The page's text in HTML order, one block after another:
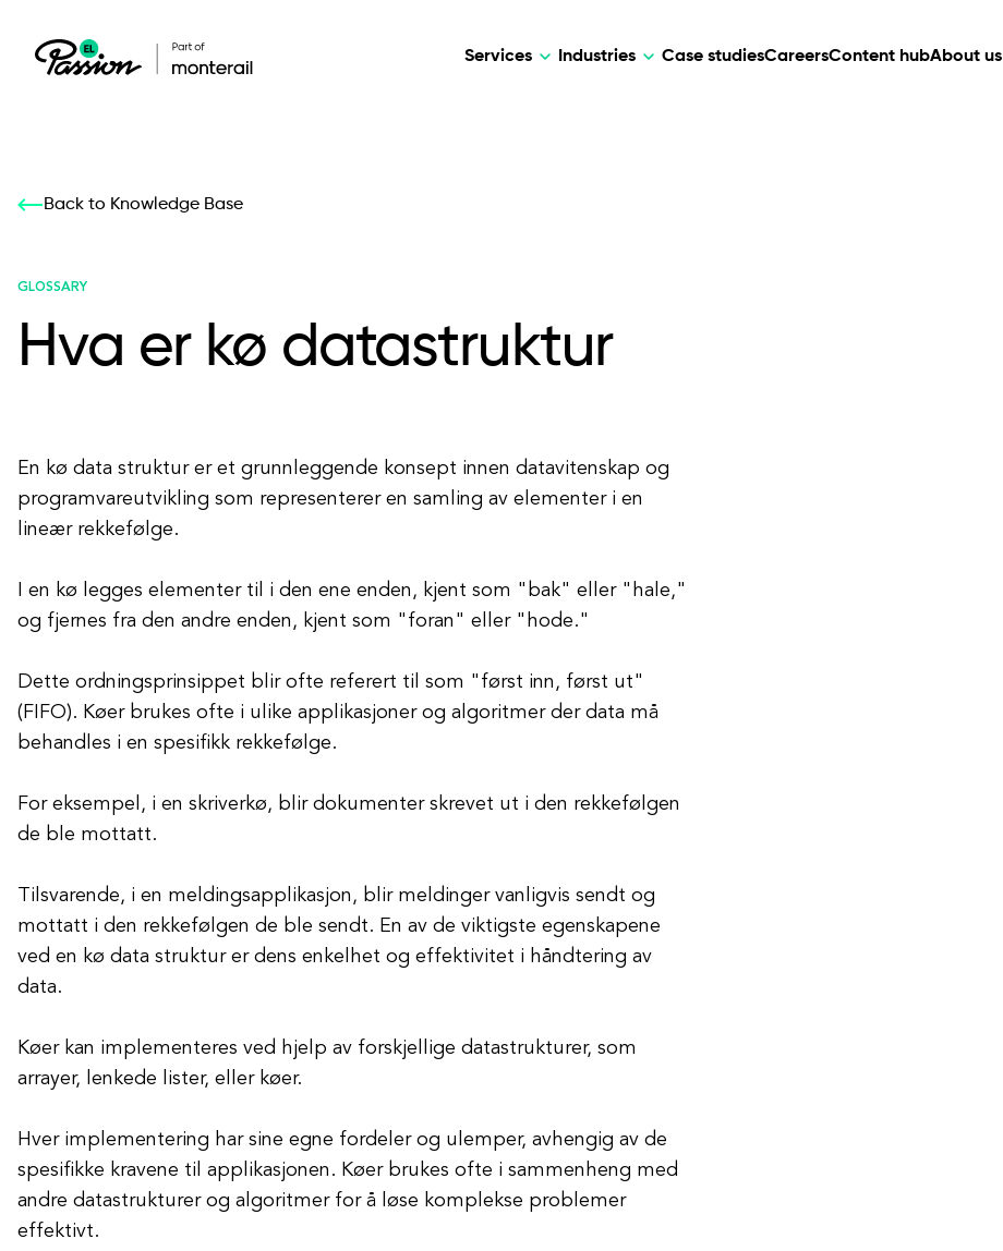
Services
Our services: build,
All services
Industries
Our services: build,
Case studiesCareersContent hubAbout us
Back to Knowledge Base
GLOSSARY
Hva er kø datastruktur
En kø data struktur er et grunnleggende konsept innen datavitenskap og
programvareutvikling som representerer en samling av elementer i en
lineær rekkefølge.
I en kø legges elementer til i den ene enden, kjent som "bak" eller "hale,"
og fjernes fra den andre enden, kjent som "foran" eller "hode."
Dette ordningsprinsippet blir ofte referert til som "først inn, først ut"
(FIFO). Køer brukes ofte i ulike applikasjoner og algoritmer der data må
behandles i en spesifikk rekkefølge.
For eksempel, i en skriverkø, blir dokumenter skrevet ut i den rekkefølgen
de ble mottatt.
Tilsvarende, i en meldingsapplikasjon, blir meldinger vanligvis sendt og
mottatt i den rekkefølgen de ble sendt. En av de viktigste egenskapene
ved en kø data struktur er dens enkelhet og effektivitet i håndtering av
data.
Køer kan implementeres ved hjelp av forskjellige datastrukturer, som
arrayer, lenkede lister, eller køer.
Hver implementering har sine egne fordeler og ulemper, avhengig av de
spesifikke kravene til applikasjonen. Køer brukes ofte i sammenheng med
andre datastrukturer og algoritmer for å løse komplekse problemer
effektivt.